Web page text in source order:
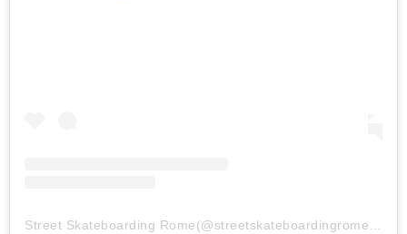
Street Skateboarding Rome(@streetskateboardingrome)がシェアした投稿